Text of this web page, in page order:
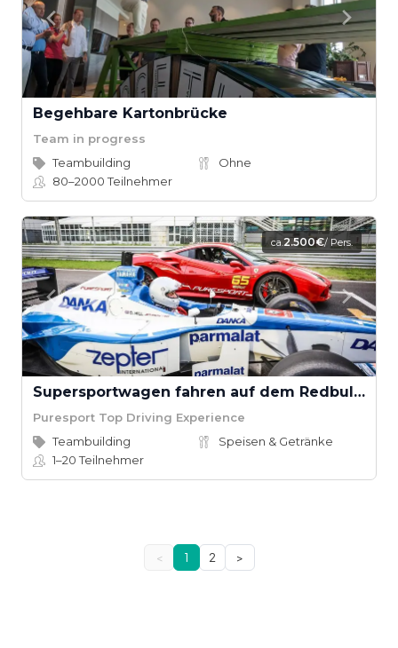
Begehbare Kartonbrücke
Team in progress
Teambuilding
Ohne
80–2000Teilnehmer
ca.2.500€/ Pers.
Supersportwagen fahren auf dem Redbullring
Puresport Top Driving Experience
Teambuilding
Speisen & Getränke
1–20Teilnehmer
< 1 2 >